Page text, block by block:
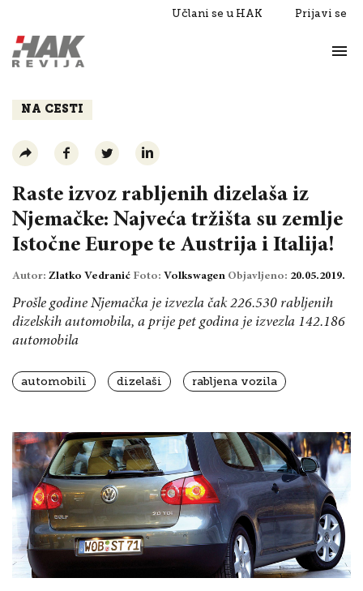
Učlani se u HAK Prijavi se
Razgovori
NA CESTI
Raste izvoz rabljenih dizelaša iz
Njemačke: Najveća tržišta su zemlje
Istočne Europe te Austrija i Italija!
Autor: Zlatko Vedranić Foto: Volkswagen Objavljeno: 20.05.2019.
Prošle godine Njemačka je izvezla čak 226.530 rabljenih
dizelskih automobila, a prije pet godina je izvezla 142.186
automobila
automobili dizelaši rabljena vozila